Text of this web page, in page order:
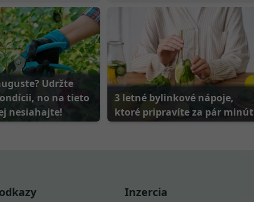
Udržte
no na tieto
nesiahajte!
3 letné bylinkové nápoje,
ktoré pripravíte za pár minút
Inzercia